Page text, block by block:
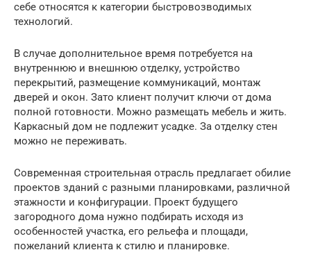
себе относятся к категории быстровозводимых
технологий.
В случае дополнительное время потребуется на
внутреннюю и внешнюю отделку, устройство
перекрытий, размещение коммуникаций, монтаж
дверей и окон. Зато клиент получит ключи от дома
полной готовности. Можно размещать мебель и жить.
Каркасный дом не подлежит усадке. За отделку стен
можно не переживать.
Современная строительная отрасль предлагает обилие
проектов зданий с разными планировками, различной
этажности и конфигурации. Проект будущего
загородного дома нужно подбирать исходя из
особенностей участка, его рельефа и площади,
пожеланий клиента к стилю и планировке.